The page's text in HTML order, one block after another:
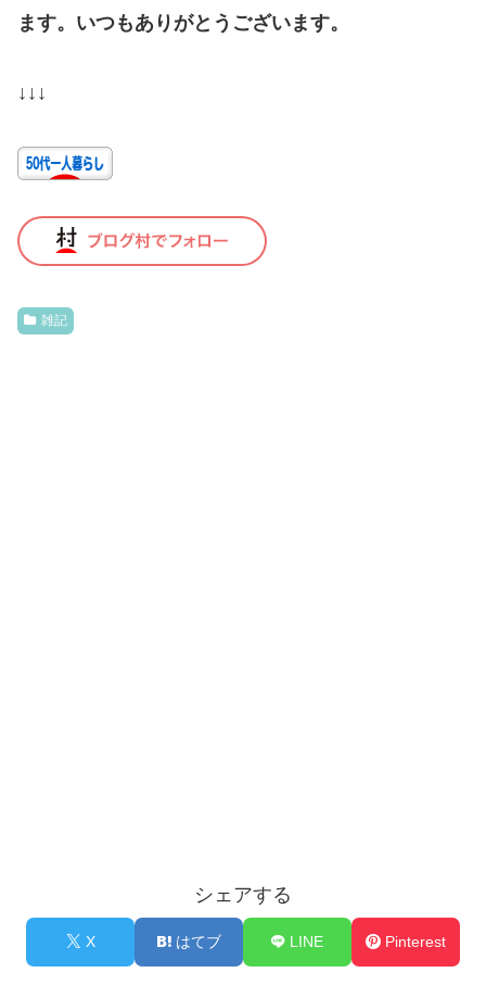
ます。いつもありがとうございます。
↓↓↓
雑記
シェアする
X はてブ LINE Pinterest